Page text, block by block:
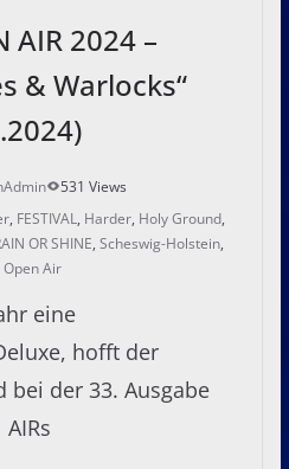
AIR 2024 –
& Warlocks“
531 Views
, FESTIVAL, Harder, Holy Ground,
OR SHINE, Scheswig-Holstein,
Air
eine
hofft der
bei der 33. Ausgabe
AIRs